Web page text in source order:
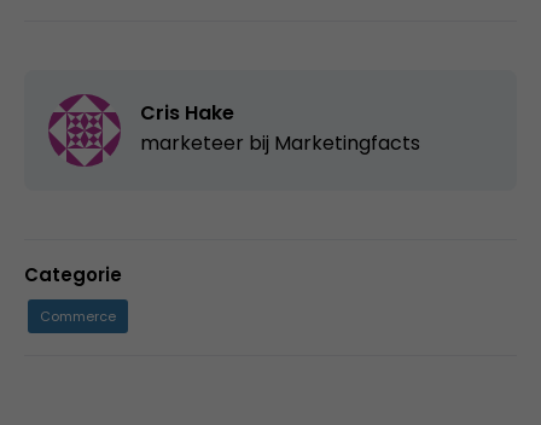
Cris Hake
marketeer bij Marketingfacts
Categorie
Commerce